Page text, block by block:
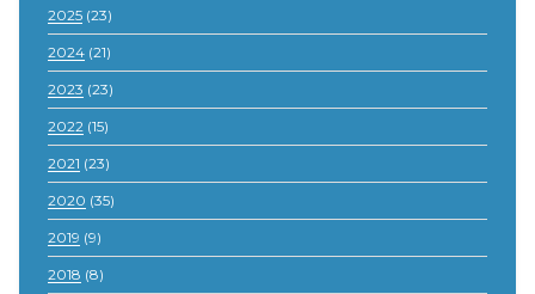
2025 (23)
2024 (21)
2023 (23)
2022 (15)
2021 (23)
2020 (35)
2019 (9)
2018 (8)